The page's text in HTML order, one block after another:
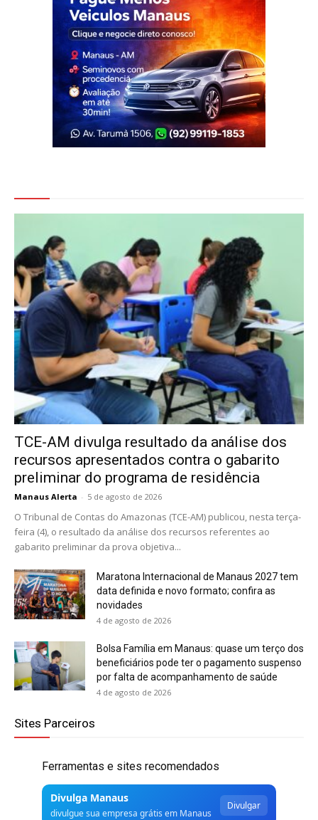
TCE-AM divulga resultado da análise dos
recursos apresentados contra o gabarito
preliminar do programa de residência
Manaus Alerta - 5 de agosto de 2026
O Tribunal de Contas do Amazonas (TCE-AM) publicou, nesta terça-
feira (4), o resultado da análise dos recursos referentes ao
gabarito preliminar da prova objetiva...
Maratona Internacional de Manaus 2027 tem
data definida e novo formato; confira as
novidades
4 de agosto de 2026
Bolsa Família em Manaus: quase um terço dos
beneficiários pode ter o pagamento suspenso
por falta de acompanhamento de saúde
4 de agosto de 2026
Sites Parceiros
Ferramentas e sites recomendados
Divulga Manaus
divulgue sua empresa grátis em Manaus
Divulgar